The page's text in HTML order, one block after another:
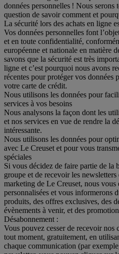
données personnelles ! Nous serons
question de savoir comment et
La sécurité lors des achats en ligne
Vos données personnelles font
et en toute confidentialité,
européenne et nationale en matière
savons que la sécurité est très
ligne et c’est pourquoi nous avons
récentes pour protéger vos données
votre carte de crédit.
Nous utilisons les données pour
services à vos besoins
Nous analysons la façon dont les
et nos services en vue de rendre la
intéressante.
Nous utilisons les données pour
avec Le Creuset et pour vous
spéciales
Si vous décidez de faire partie de la
groupe et de recevoir les
marketing de Le Creuset, nous
personnalisées et vous informerons
produits, des offres exclusives, des
évènements à venir, et des
Désabonnement :
Vous pouvez cesser de recevoir nos
tout moment, gratuitement, en
chaque communication (par